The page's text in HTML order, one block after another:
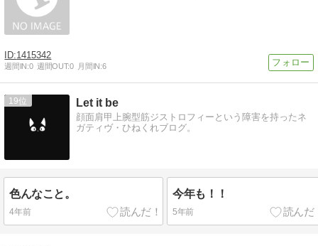
1415342
週間IN:0 週間OUT:0 月間IN:6
19 Let it be
顔面肩甲上腕型筋ジストロフィーという障害を持ったネ
ガティヴ・ひねくれブログ。
色んなこと。
4年前
今年も！！
5年前